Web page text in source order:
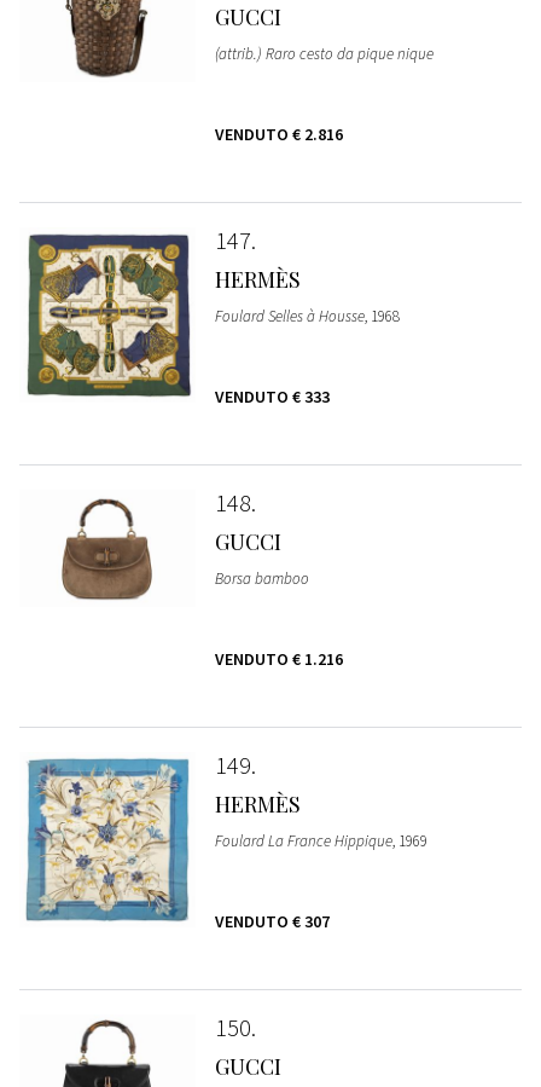
GUCCI
(attrib.) Raro cesto da pique nique
VENDUTO € 2.816
147
HERMÈS
Foulard Selles à Housse, 1968
VENDUTO € 333
148
GUCCI
Borsa bamboo
VENDUTO € 1.216
149
HERMÈS
Foulard La France Hippique, 1969
VENDUTO € 307
150
GUCCI